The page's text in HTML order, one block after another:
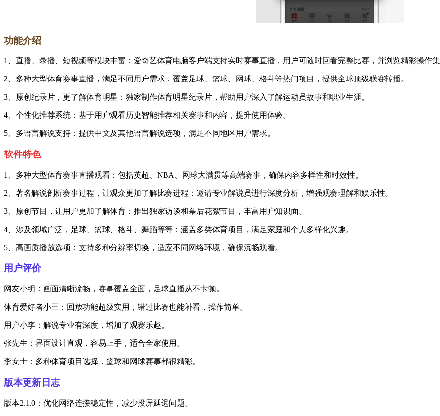
功能介绍
1、直播、录播、短视频等模块丰富：爱奇艺体育电脑客户端支持实时赛事直播，用户可随时回看完整比赛，并浏览精彩操作集
2、多种大型体育赛事直播，满足不同用户需求：覆盖足球、篮球、网球、格斗等热门项目，提供全球顶级联赛转播。
3、原创纪录片，更了解体育明星：独家制作体育明星纪录片，帮助用户深入了解运动员故事和职业生涯。
4、个性化推荐系统：基于用户观看历史智能推荐相关赛事和内容，提升使用体验。
5、多语言解说支持：提供中文及其他语言解说选项，满足不同地区用户需求。
软件特色
1、多种大型体育赛事直播观看：包括英超、NBA、网球大满贯等高端赛事，确保内容多样性和时效性。
2、著名解说剖析赛事过程，让观众更加了解比赛进程：邀请专业解说员进行深度分析，增强观赛理解和娱乐性。
3、原创节目，让用户更加了解体育：推出独家访谈和幕后花絮节目，丰富用户知识面。
4、涉及领域广泛，足球、篮球、格斗、舞蹈等等：涵盖多类体育项目，满足家庭和个人多样化兴趣。
5、高画质播放选项：支持多种分辨率切换，适应不同网络环境，确保流畅观看。
用户评价
网友小明：画面清晰流畅，赛事覆盖全面，足球直播从不卡顿。
体育爱好者小王：回放功能超级实用，错过比赛也能补看，操作简单。
用户小李：解说专业有深度，增加了观赛乐趣。
张先生：界面设计直观，容易上手，适合全家使用。
李女士：多种体育项目选择，篮球和网球赛事都很精彩。
版本更新日志
版本2.1.0：优化网络连接稳定性，减少投屏延迟问题。